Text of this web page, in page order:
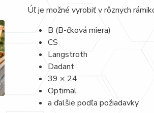
Úľ je možné vyrobiť v rôznych
B (B-čková miera)
CS
Langstroth
Dadant
39 × 24
Optimal
a ďalšie podľa požiadavky